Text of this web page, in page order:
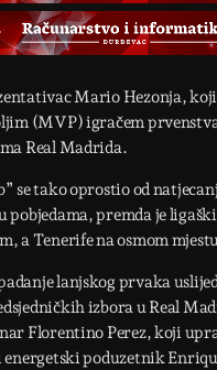
Mario Hezonja,
(MVP) igračem
Real Madrida.
se tako oprostio od
pobjedama, premda je
a Tenerife na osmom
lanjskog prvaka
izbora u Real
Florentino Perez, koji
energetski poduzetnik